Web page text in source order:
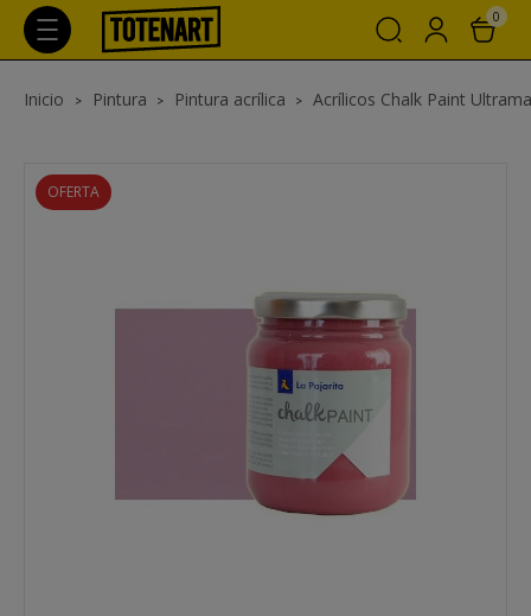
0
Inicio Pintura Pintura acrílica Acrílicos Chalk Paint
OFERTA